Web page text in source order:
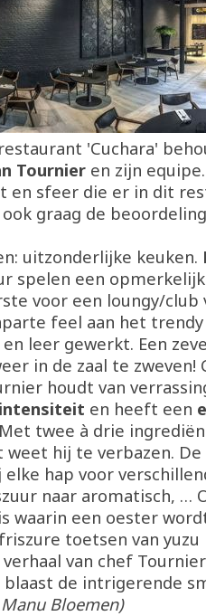
'Cuchara'
Tournier en zijn
en sfeer die er in dit
graag de
uitzonderlijke keuken.
spelen een
voor een loungy/club
feel aan het
leer gewerkt. Een
in de zaal te zweven!
houdt van
intensiteit en heeft een
twee à drie
hij te verbazen. De
hap voor
naar aromatisch, …
waarin een oester
toetsen van
van chef
blaast de intrigerende
Bloemen)